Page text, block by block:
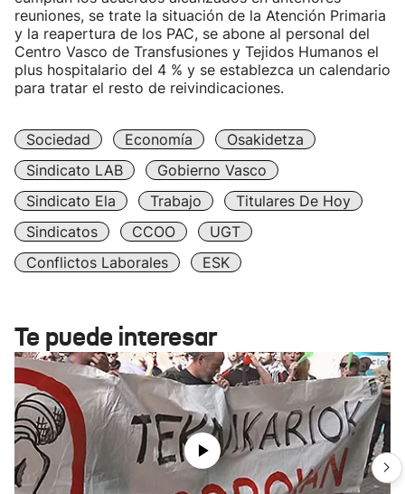
reuniones, se trate la situación de la Atención Primaria
y la reapertura de los PAC, se abone al personal del
Centro Vasco de Transfusiones y Tejidos Humanos el
plus hospitalario del 4 % y se establezca un calendario
para tratar el resto de reivindicaciones.
Sociedad Economía
Osakidetza
Sindicato LAB
Gobierno Vasco
Sindicato Ela
Trabajo
Titulares De Hoy
Sindicatos
CCOO
UGT
Conflictos Laborales
ESK
Te puede interesar